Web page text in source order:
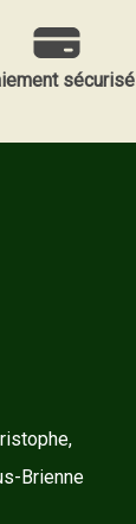
sécurisé
Brienne